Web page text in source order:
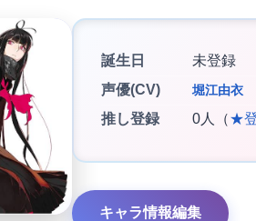
誕生日
未登録
声優(CV)
堀江由衣
推し登録 0人（★
キャラ情報編集